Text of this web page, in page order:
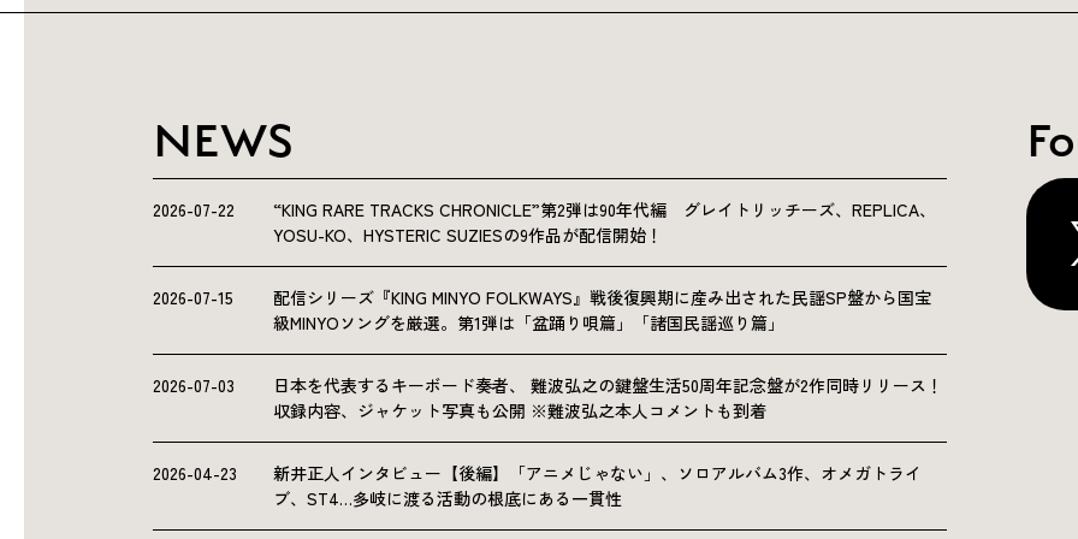
NEWS
2026-07-22
“KING RARE TRACKS CHRONICLE”第2弾は90年代編 グレイトリッチーズ、REPLICA、
YOSU-KO、HYSTERIC SUZIESの9作品が配信開始！
2026-07-15
配信シリーズ『KING MINYO FOLKWAYS』戦後復興期に産み出された民謡SP盤から国宝
級MINYOソングを厳選。第1弾は「盆踊り唄篇」「諸国民謡巡り篇」
2026-07-03
日本を代表するキーボード奏者、 難波弘之の鍵盤生活50周年記念盤が2作同時リリース！
収録内容、ジャケット写真も公開 ※難波弘之本人コメントも到着
2026-04-23
新井正人インタビュー【後編】「アニメじゃない」、ソロアルバム3作、オメガトライ
ブ、ST4…多岐に渡る活動の根底にある一貫性